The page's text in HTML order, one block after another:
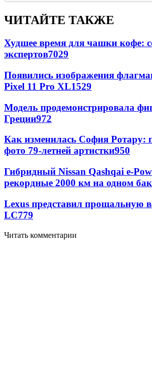
ЧИТАЙТЕ ТАКЖЕ
Худшее время для чашки кофе:
экспертов7029
Появились изображения
Pixel 11 Pro XL1529
Модель продемонстрировала
Греции972
Как изменилась София Ротару:
фото 79-летней артистки950
Гибридный Nissan Qashqai e-
рекордные 2000 км на одном
Lexus представил прощальную
LC779
Читать комментарии